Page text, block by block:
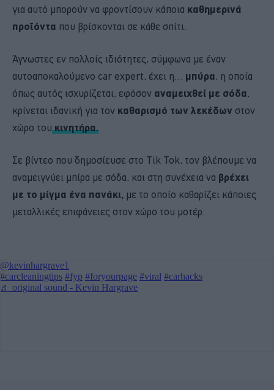
για αυτό μπορούν να φροντίσουν κάποια καθημερινά
προϊόντα που βρίσκονται σε κάθε σπίτι.
Άγνωστες εν πολλοίς ιδιότητες, σύμφωνα με έναν
αυτοαποκαλούμενο car expert, έχει η… μπύρα, η οποία
όπως αυτός ισχυρίζεται, εφόσον αναμειχθεί με σόδα,
κρίνεται ιδανική για τον καθαρισμό των λεκέδων στον
χώρο τουκινητήρα.
Σε βίντεο που δημοσίευσε στο Tik Tok, τον βλέπουμε να
αναμειγνύει μπίρα με σόδα, και στη συνέχεια να βρέχει
με το μίγμα ένα πανάκι, με το οποίο καθαρίζει κάποιες
μεταλλικές επιφάνειες στον χώρο του μοτέρ.